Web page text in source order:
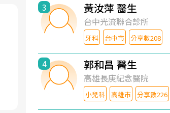
3 黃汝萍 醫生
台中光流聯合診所
牙科 台中市 分享數208
4 郭和昌 醫生
高雄長庚紀念醫院
小兒科 高雄市 分享數226